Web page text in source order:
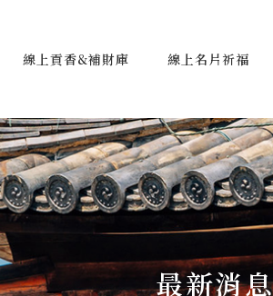
線上貢香&補財庫 線上名片祈福
最新消息